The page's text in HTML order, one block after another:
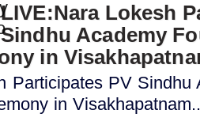
LIVE:Nara Lokesh
Sindhu Academy
in
Participates PV Sindhu
in